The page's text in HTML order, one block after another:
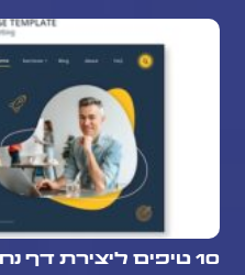
10 טיפים ליצירת דף נחיתה שממיר